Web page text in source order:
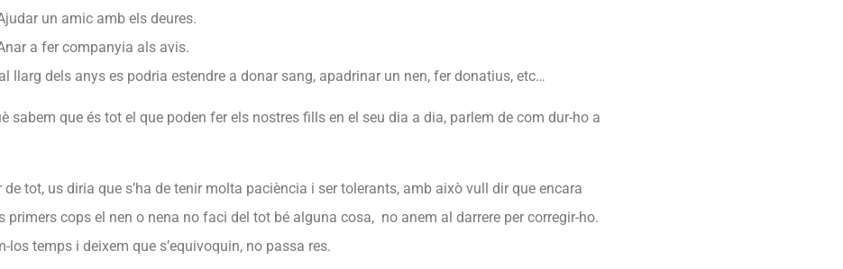
un amic amb els deures.
a fer companyia als avis.
llarg dels anys es podria estendre a donar sang, apadrinar un nen, fer donatius, etc…
sabem que és tot el que poden fer els nostres fills en el seu dia a dia, parlem de com dur-ho a
de tot, us diria que s’ha de tenir molta paciència i ser tolerants, amb això vull dir que encara
primers cops el nen o nena no faci del tot bé alguna cosa, no anem al darrere per corregir-ho.
los temps i deixem que s’equivoquin, no passa res.